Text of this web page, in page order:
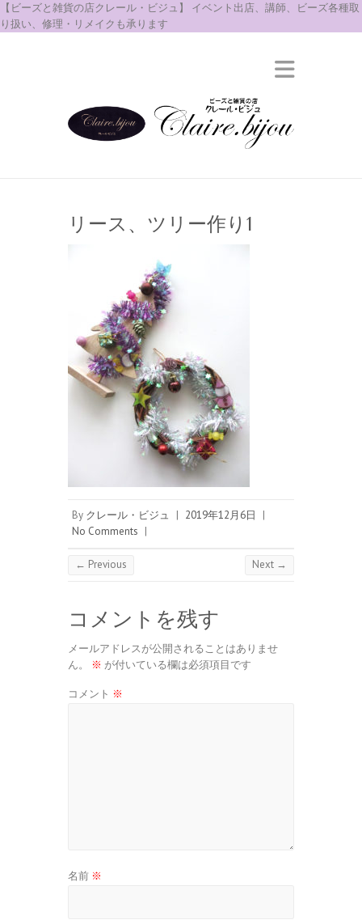
【ビーズと雑貨の店クレール・ビジュ】 イベント出店、講師、ビーズ各種取
り扱い、修理・リメイクも承ります
リース、ツリー作り1
By クレール・ビジュ | 2019年12月6日
|
No Comments |
← Previous Next →
コメントを残す
メールアドレスが公開されることはありませ
ん。
※ が付いている欄は必須項目です
コメント ※
名前 ※